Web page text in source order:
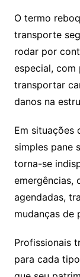
O termo
transporte
rodar por
especial, com
transportar
danos na
Em situações
simples pane
torna-se
emergências,
agendadas,
mudanças de
Profissionais
para cada